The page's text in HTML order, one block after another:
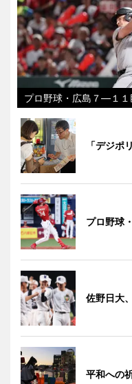
プロ野球・広島７―１１
「デジポ
プロ野球
佐野日大
平和への